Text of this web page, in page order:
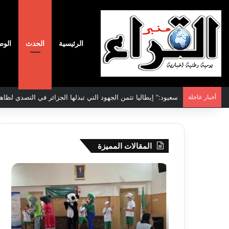
الرئيسية الحدث
أخبار عاجلة الاتفاقية الأممية بشأن تغير المناخ :الجزائر تودع مساهمتها
المقالات المميزة
جيجل:
انطلاق
المخيم
لفائدة